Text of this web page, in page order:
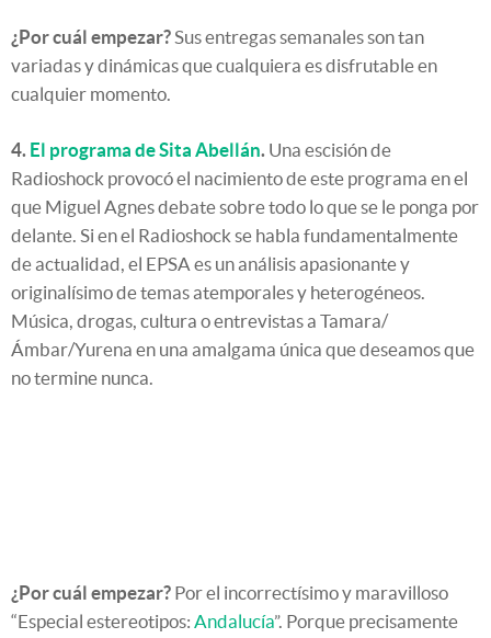
¿Por cuál empezar?Sus entregas semanales son tan
variadas y dinámicas que cualquiera es disfrutable en
cualquier momento.
4. El programa de Sita Abellán. Una escisión de
Radioshock provocó el nacimiento de este programa en el
que Miguel Agnes debate sobre todo lo que se le ponga por
delante. Si en el Radioshock se habla fundamentalmente
de actualidad, el EPSA es un análisis apasionante y
originalísimo de temas atemporales y heterogéneos.
Música, drogas, cultura o entrevistas a Tamara/
Ámbar/Yurena en una amalgama única que deseamos que
no termine nunca.
¿Por cuál empezar? Por el incorrectísimo y maravilloso
“Especial estereotipos: Andalucía”. Porque precisamente